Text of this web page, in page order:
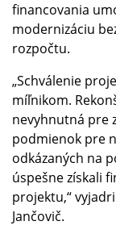
financovania
modernizáciu
rozpočtu.
„Schválenie
míľnikom.
nevyhnutná pre
podmienok pre
odkázaných na
úspešne získali
projektu,“
Jančovič.